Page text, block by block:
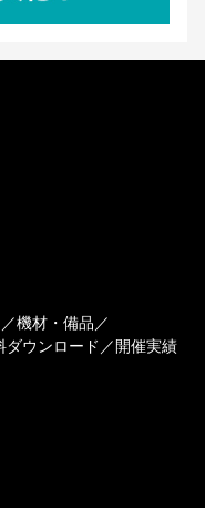
機材・備品
ダウンロード 開催実績